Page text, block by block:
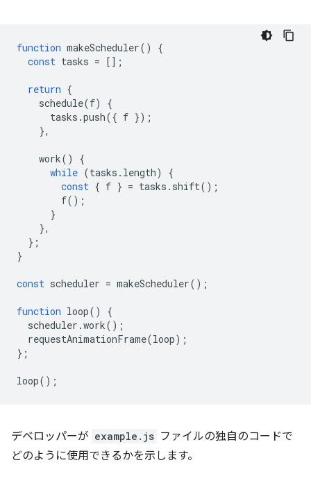
function makeScheduler()
{
const tasks = [];
return {
schedule(f)
{
tasks .push({ f });
},
work()
{
while (tasks . length)
{
const { f } = tasks . shift();
f();
}
},
};
}
const scheduler = makeScheduler();
function loop()
{
scheduler .work();
requestAnimationFrame(loop);
};
loop();
デベロッパーが example.js ファイルの独自のコードで
どのように使用できるかを示します。